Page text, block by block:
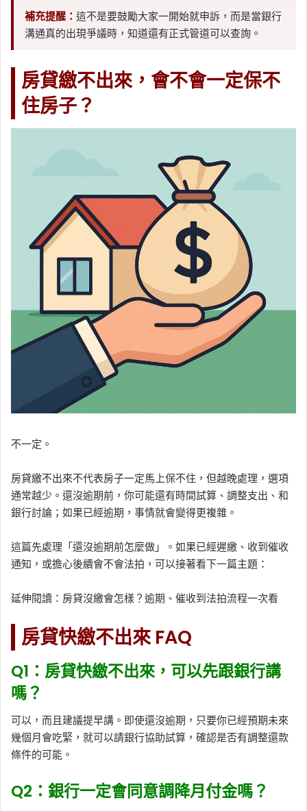
補充提醒： 這不是要鼓勵大家一開始就申訴，而是當銀行
溝通真的出現爭議時，知道還有正式管道可以查詢。
房貸繳不出來，會不會一定保不
住房子？
不一定。
房貸繳不出來不代表房子一定馬上保不住，但越晚處理，選項
通常越少。還沒逾期前，你可能還有時間試算、調整支出、和
銀行討論；如果已經逾期，事情就會變得更複雜。
這篇先處理「還沒逾期前怎麼做」。如果已經遲繳、收到催收
通知，或擔心後續會不會法拍，可以接著看下一篇主題：
延伸閱讀：房貸沒繳會怎樣？逾期、催收到法拍流程一次看
房貸快繳不出來 FAQ
Q1：房貸快繳不出來，可以先跟銀行講
嗎？
可以，而且建議提早講。即使還沒逾期，只要你已經預期未來
幾個月會吃緊，就可以請銀行協助試算，確認是否有調整還款
條件的可能。
Q2：銀行一定會同意調降月付金嗎？